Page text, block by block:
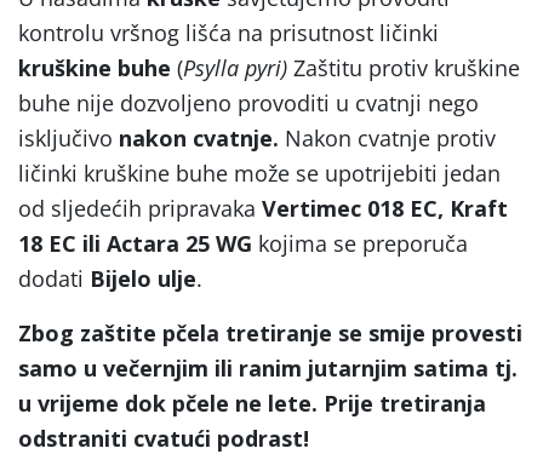
kontrolu vršnog lišća na prisutnost ličinki
kruškine buhe (Psylla pyri) Zaštitu protiv kruškine
buhe nije dozvoljeno provoditi u cvatnji nego
isključivo nakon cvatnje. Nakon cvatnje protiv
ličinki kruškine buhe može se upotrijebiti jedan
od sljedećih pripravaka Vertimec 018 EC, Kraft
18 EC ili Actara 25 WG kojima se preporuča
dodati Bijelo ulje.
Zbog zaštite pčela tretiranje se smije provesti
samo u večernjim ili ranim jutarnjim satima tj.
u vrijeme dok pčele ne lete. Prije tretiranja
odstraniti cvatući podrast!